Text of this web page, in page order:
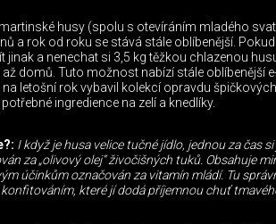
husy (spolu s otevíráním mladého
a rok od roku se stává stále oblíbenější.
jinak a nenechat si 3,5 kg těžkou chlazenou
až domů. Tuto možnost nabízí stále oblíbenější
letošní rok vybavil kolekcí opravdu
ingredience na zelí a knedlíky.
I když je husa velice tučné jídlo, jednou za čas
za „olivový olej“ živočišných tuků. Obsahuje
účinkům označován za vitamín mládí. Tu
které jí dodá příjemnou chuť